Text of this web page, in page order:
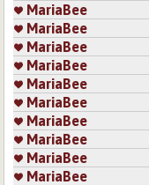
MariaBee
MariaBee
MariaBee
MariaBee
MariaBee
MariaBee
MariaBee
MariaBee
MariaBee
MariaBee